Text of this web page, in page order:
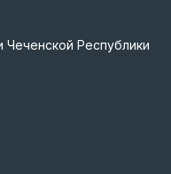
Республики